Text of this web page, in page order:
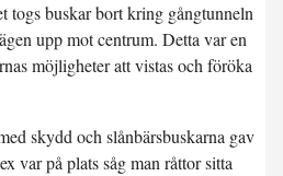
togs buskar bort kring gångtunneln
upp mot centrum. Detta var en
möjligheter att vistas och föröka
skydd och slånbärsbuskarna gav
var på plats såg man råttor sitta